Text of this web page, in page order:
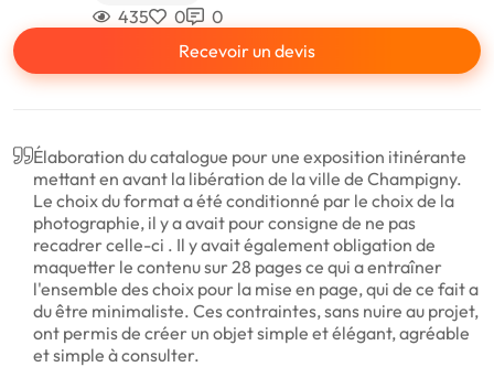
435 0
0
Recevoir un devis
Élaboration du catalogue pour une exposition itinérante
mettant en avant la libération de la ville de Champigny.
Le choix du format a été conditionné par le choix de la
photographie, il y a avait pour consigne de ne pas
recadrer celle-ci . Il y avait également obligation de
maquetter le contenu sur 28 pages ce qui a entraîner
l'ensemble des choix pour la mise en page, qui de ce fait a
du être minimaliste. Ces contraintes, sans nuire au projet,
ont permis de créer un objet simple et élégant, agréable
et simple à consulter.